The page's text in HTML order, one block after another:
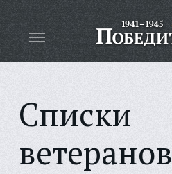
Списки
ветеранов